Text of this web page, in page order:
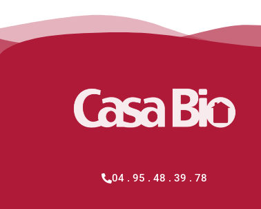
04 . 95 . 48 . 39 . 78